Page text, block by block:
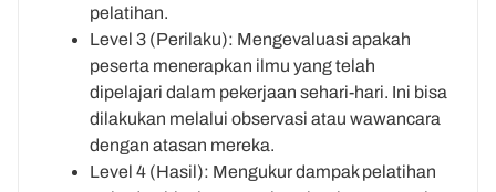
pelatihan.
Level 3 (Perilaku): Mengevaluasi apakah
peserta menerapkan ilmu yang telah
dipelajari dalam pekerjaan sehari-hari. Ini bisa
dilakukan melalui observasi atau wawancara
dengan atasan mereka.
Level 4 (Hasil): Mengukur dampak pelatihan